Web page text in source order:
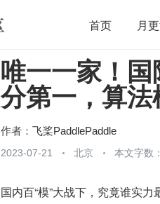
首页 月
开源 架构
团队管理 程序员
唯一一家！
分第一，算
作者： 飞桨PaddlePaddle
2023-07-21 北京 本文字数
国内百“模”大战下，究竟谁实